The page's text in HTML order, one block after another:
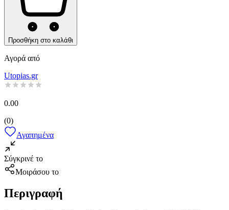
Προσθήκη στο καλάθι
Αγορά από
Utopias.gr
0.00
(0)
Αγαπημένα
Σύγκρινέ το
Μοιράσου το
Περιγραφή